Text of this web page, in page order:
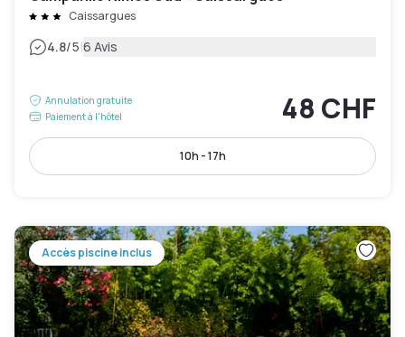
Caissargues
4.8/5|6 Avis
Annulation gratuite
Paiement à l'hôtel
48 CHF
10h - 17h
Accès piscine inclus